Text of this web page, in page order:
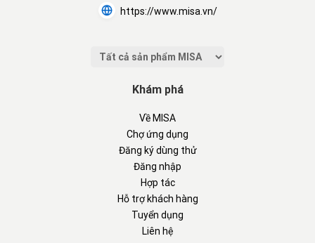
https://www.misa.vn/
Khám phá
Về MISA
Chợ ứng dụng
Đăng ký dùng thử
Đăng nhập
Hợp tác
Hỗ trợ khách hàng
Tuyển dụng
Liên hệ